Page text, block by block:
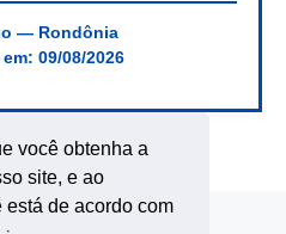
você obtenha a
site, e ao
de acordo com
— Rondônia
09/08/2026